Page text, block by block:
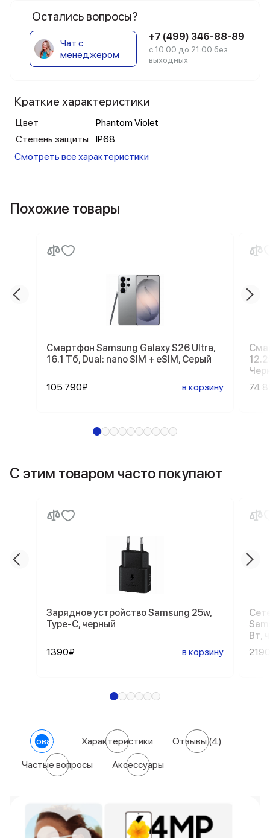
Остались вопросы?
Чат с
менеджером
+7 (499) 346-88-89
с 10:00 до 21:00 без
выходных
Краткие характеристики
Цвет
Phantom Violet
Степень защиты
IP68
Смотреть все характеристики
Похожие товары
Смартфон Samsung Galaxy S26 Ultra,
16.1 Тб, Dual: nano SIM + eSIM, Серый
105 790₽ в корзину
74
С этим товаром часто покупают
Зарядное устройство Samsung 25w,
Type-C, черный
1390₽ в корзину
Вт,
О товаре Характеристики Отзывы(4)
Частые вопросы Аксессуары